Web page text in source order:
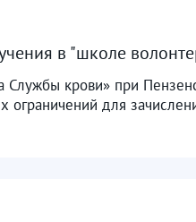
в "школе
крови» при
для